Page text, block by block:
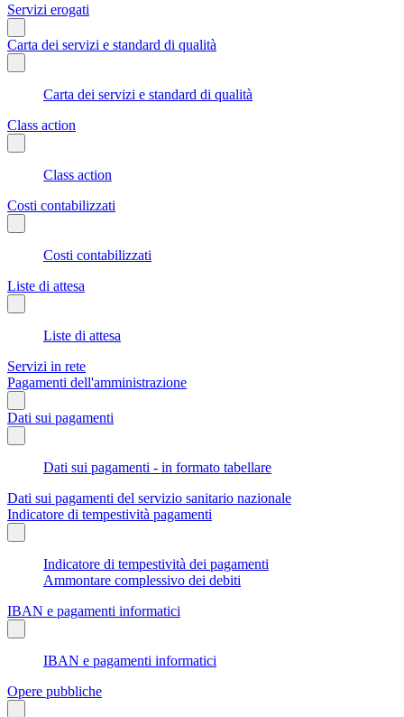
Servizi erogati
Carta dei servizi e standard di qualità
Carta dei servizi e standard di qualità
Class action
Class action
Costi contabilizzati
Costi contabilizzati
Liste di attesa
Liste di attesa
Servizi in rete
Pagamenti dell'amministrazione
Dati sui pagamenti
Dati sui pagamenti - in formato tabellare
Dati sui pagamenti del servizio sanitario nazionale
Indicatore di tempestività pagamenti
Indicatore di tempestività dei pagamenti
Ammontare complessivo dei debiti
IBAN e pagamenti informatici
IBAN e pagamenti informatici
Opere pubbliche